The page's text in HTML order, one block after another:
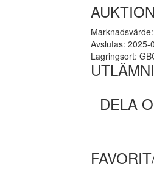
Avslutas: 2025-
Lagringsort:
DELA